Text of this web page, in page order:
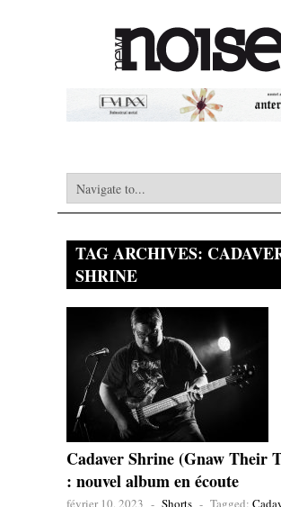
TAG ARCHIVES:
SHRINE
Cadaver Shrine (Gnaw Their
: nouvel album en écoute
février 10, 2023 - Shorts - Tagged: